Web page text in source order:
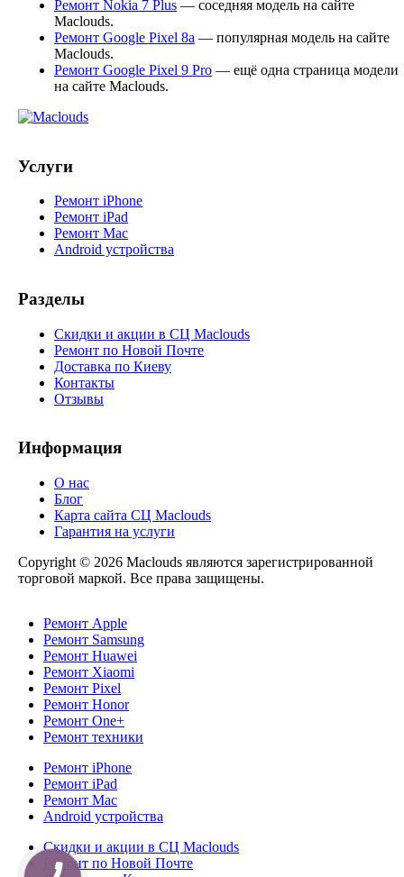
Ремонт Nokia 7 Plus — соседняя модель на сайте
Maclouds.
Ремонт Google Pixel 8a — популярная модель на сайте
Maclouds.
Ремонт Google Pixel 9 Pro — ещё одна страница модели
на сайте Maclouds.
Услуги
Ремонт iPhone
Ремонт iPad
Ремонт Mac
Android устройства
Разделы
Скидки и акции в СЦ Maclouds
Ремонт по Новой Почте
Доставка по Киеву
Контакты
Отзывы
Информация
О нас
Блог
Карта сайта СЦ Maclouds
Гарантия на услуги
Copyright © 2026 Maclouds являются зарегистрированной
торговой маркой. Все права защищены.
Ремонт Apple
Ремонт Samsung
Ремонт Huawei
Ремонт Xiaomi
Ремонт Pixel
Ремонт Honor
Ремонт One+
Ремонт техники
Ремонт iPhone
Ремонт iPad
Ремонт Mac
Android устройства
Скидки и акции в СЦ Maclouds
Ремонт по Новой Почте